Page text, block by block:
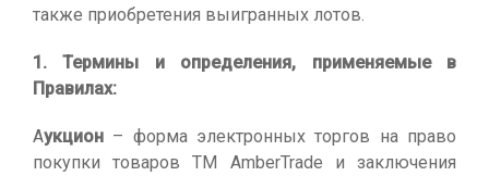
также приобретения выигранных лотов.
1. Термины и определения, применяемые в
Правилах:
Аукцион – форма электронных торгов на право
покупки товаров ТМ AmberTrade и заключения